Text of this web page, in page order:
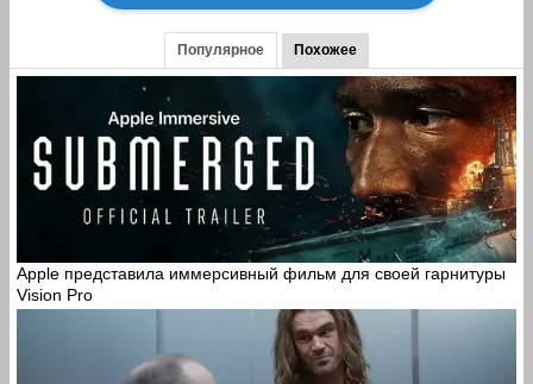
Популярное Похожее
Apple представила иммерсивный фильм для своей гарнитуры
Vision Pro